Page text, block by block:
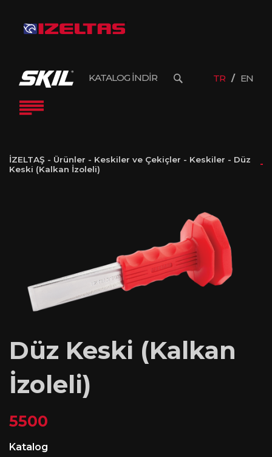
KATALOG İNDİR TR EN
İZELTAŞ - Ürünler - Keskiler ve Çekiçler - Keskiler - Düz
Keski (Kalkan İzoleli)
Düz Keski (Kalkan
İzoleli)
5500
Katalog